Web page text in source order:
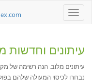
Toggle
navigation
עיתונים וחדשות
עיתונים מלוב. הנה רשימה של
נבחרו לכיסוי המעולה שלהם